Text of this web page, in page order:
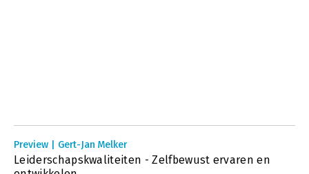
Preview | Gert-Jan Melker
Leiderschapskwaliteiten - Zelfbewust ervaren en